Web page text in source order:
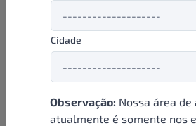
Cidade
Observação: Nossa área de
atualmente é somente nos
Formas de pagamento
Institucional